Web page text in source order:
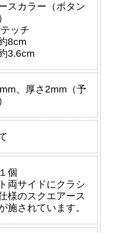
スカラー（ボタン
ッチ
8cm
3.6cm
、厚さ2mm（予
個
両サイドにクラシ
様のスクエアース
施されています。